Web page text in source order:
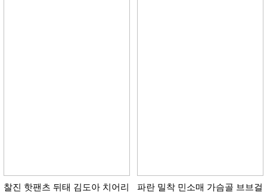
찰진 핫팬츠 뒤태 김도아 치어리
파란 밀착 민소매 가슴골 브브걸